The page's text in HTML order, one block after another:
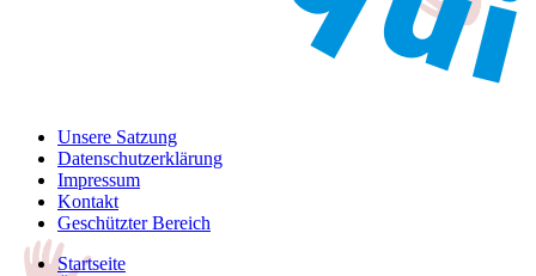
Unsere Satzung
Datenschutzerklärung
Impressum
Kontakt
Geschützter Bereich
Startseite